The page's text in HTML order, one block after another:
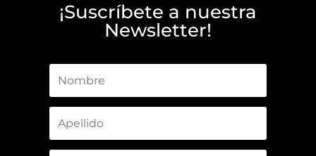
¡Suscríbete a nuestra
Newsletter!